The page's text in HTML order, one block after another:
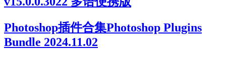
Photoshop插件合集Photoshop Plugins
Bundle 2024.11.02